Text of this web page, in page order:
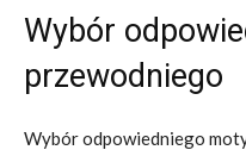
Wybór
przewodniego
Wybór odpowiedniego